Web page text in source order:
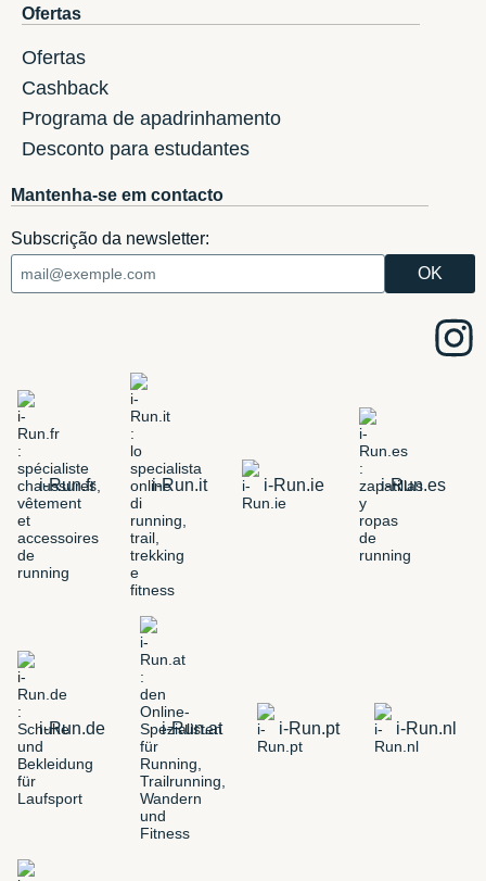
Ofertas
Ofertas
Cashback
Programa de apadrinhamento
Desconto para estudantes
Mantenha-se em contacto
Subscrição da newsletter:
i-Run.fr i-Run.it i-Run.ie i-Run.es
i-Run.de i-Run.at i-Run.pt i-Run.nl